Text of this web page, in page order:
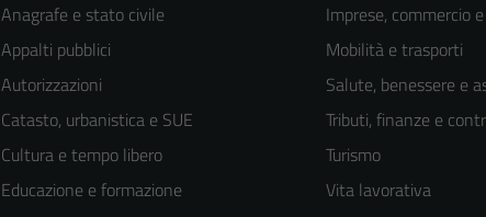
Anagrafe e stato civile
Appalti pubblici
Autorizzazioni
Catasto, urbanistica e SUE
Cultura e tempo libero
Educazione e formazione
Imprese, commercio
Mobilità e trasporti
Salute, benessere e
Tributi, finanze e
Turismo
Vita lavorativa